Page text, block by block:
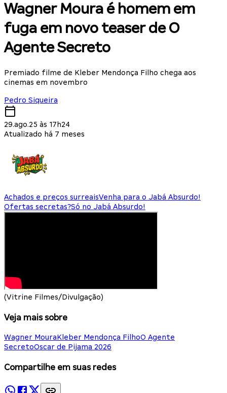
Wagner Moura é homem em
fuga em novo teaser de O
Agente Secreto
Premiado filme de Kleber Mendonça Filho chega aos
cinemas em novembro
Pedro Siqueira
29.ago.25 às 17h24
Atualizado há 7 meses
Achados e preços surreaisVenha para o Jabá Absurdo!
Ofertas secretas?Só no Jabá Absurdo!
(Vitrine Filmes/Divulgação)
Veja mais sobre
Wagner MouraKleber Mendonça FilhoO Agente
SecretoOscar de Pijama 2026
Compartilhe em suas redes